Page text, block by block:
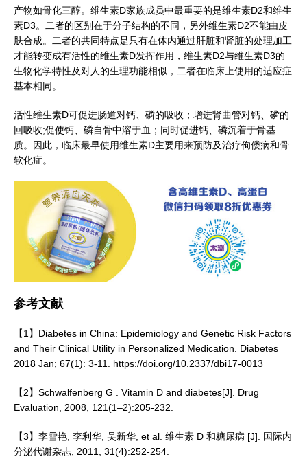
产物如骨化三醇。维生素D家族成员中最重要的是维生素D2和维生
素D3。二者的区别在于分子结构的不同，另外维生素D2不能由皮
肤合成。二者的共同特点是只有在体内通过肝脏和肾脏的处理加工
才能转变成有活性的维生素D发挥作用，维生素D2与维生素D3的
生物化学特性及对人的生理功能相似，二者在临床上使用的适应症
基本相同。
活性维生素D可促进肠道对钙、磷的吸收；增进肾曲管对钙、磷的
回吸收;促使钙、磷自骨中溶于血；同时促进钙、磷沉着于骨基
质。因此，临床最早使用维生素D主要用来预防及治疗佝偻病和骨
软化症。
参考文献
【1】Diabetes in China: Epidemiology and Genetic Risk Factors
and Their Clinical Utility in Personalized Medication. Diabetes
2018 Jan; 67(1): 3-11. https://doi.org/10.2337/dbi17-0013
【2】Schwalfenberg G . Vitamin D and diabetes[J]. Drug
Evaluation, 2008, 121(1–2):205-232.
【3】李雪艳, 李利华, 吴新华, et al. 维生素 D 和糖尿病 [J]. 国际内
分泌代谢杂志, 2011, 31(4):252-254.